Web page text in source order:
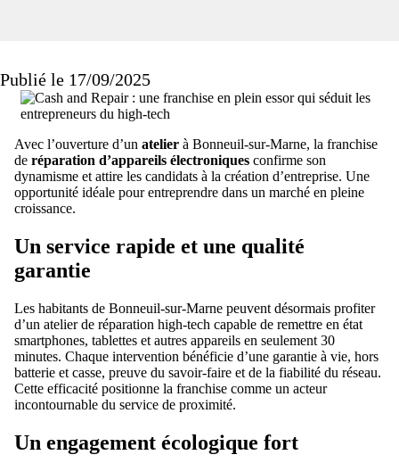
Publié le 17/09/2025
Avec l’ouverture d’un atelier à Bonneuil-sur-Marne, la franchise
de réparation d’appareils électroniques confirme son
dynamisme et attire les candidats à la création d’entreprise. Une
opportunité idéale pour entreprendre dans un marché en pleine
croissance.
Un service rapide et une qualité
garantie
Les habitants de Bonneuil-sur-Marne peuvent désormais profiter
d’un atelier de réparation high-tech capable de remettre en état
smartphones, tablettes et autres appareils en seulement 30
minutes. Chaque intervention bénéficie d’une garantie à vie, hors
batterie et casse, preuve du savoir-faire et de la fiabilité du réseau.
Cette efficacité positionne la franchise comme un acteur
incontournable du service de proximité.
Un engagement écologique fort